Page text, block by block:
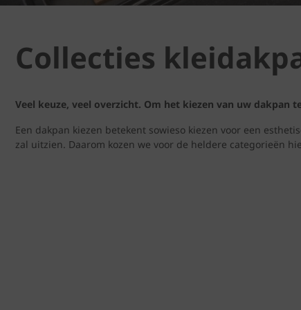
Collecties
Veel keuze, veel overzicht. Om het kiezen van uw dakpan
Een dakpan kiezen betekent sowieso kiezen voor een
zal uitzien. Daarom kozen we voor de heldere categorieën